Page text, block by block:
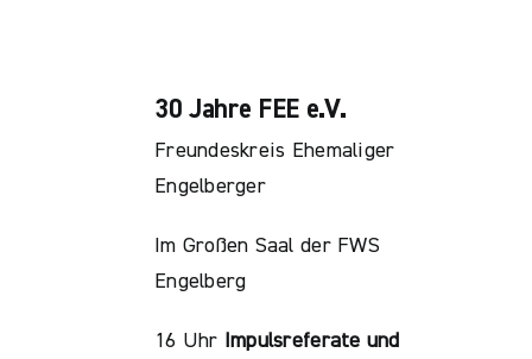
30 Jahre FEE e.V.
Freundeskreis Ehemaliger
Engelberger
Im Großen Saal der FWS
Engelberg
16 Uhr Impulsreferate und